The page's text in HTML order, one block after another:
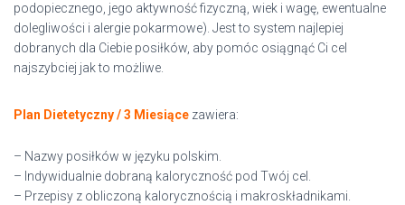
podopiecznego, jego aktywność fizyczną, wiek i wagę, ewentualne
dolegliwości i alergie pokarmowe). Jest to system najlepiej
dobranych dla Ciebie posiłków, aby pomóc osiągnąć Ci cel
najszybciej jak to możliwe.
Plan Dietetyczny / 3 Miesiące zawiera:
– Nazwy posiłków w języku polskim.
– Indywidualnie dobraną kaloryczność pod Twój cel.
– Przepisy z obliczoną kalorycznością i makroskładnikami.